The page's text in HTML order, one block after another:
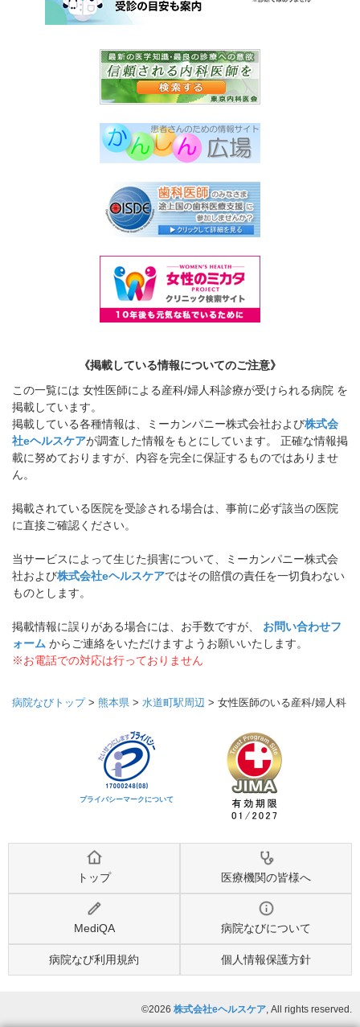
《掲載している情報についてのご注意》
この一覧には 女性医師による産科/婦人科診療が受けられる病院 を
掲載しています。
掲載している各種情報は、ミーカンパニー株式会社および株式会
社eヘルスケアが調査した情報をもとにしています。 正確な情報掲
載に努めておりますが、内容を完全に保証するものではありませ
ん。
掲載されている医院を受診される場合は、事前に必ず該当の医院
に直接ご確認ください。
当サービスによって生じた損害について、ミーカンパニー株式会
社および株式会社eヘルスケアではその賠償の責任を一切負わない
ものとします。
掲載情報に誤りがある場合には、お手数ですが、 お問い合わせフ
ォーム からご連絡をいただけますようお願いいたします。
※お電話での対応は行っておりません
病院なびトップ> 熊本県 > 水道町駅周辺 > 女性医師のいる産科/婦人科
プライバシーマークについて
トップ 医療機関の皆様へ
MediQA 病院なびについて
病院なび利用規約 個人情報保護方針
©2026 株式会社eヘルスケア, All rights reserved.